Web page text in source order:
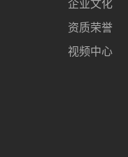
企业文化
资质荣誉
视频中心